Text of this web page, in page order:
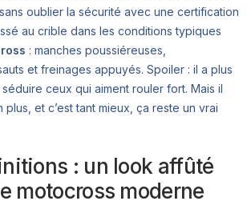
oublier la sécurité avec une certification
au crible dans les conditions typiques
: manches poussiéreuses,
et freinages appuyés. Spoiler : il a plus
séduire ceux qui aiment rouler fort. Mais il
plus, et c’est tant mieux, ça reste un vrai
: un look affûté
motocross moderne